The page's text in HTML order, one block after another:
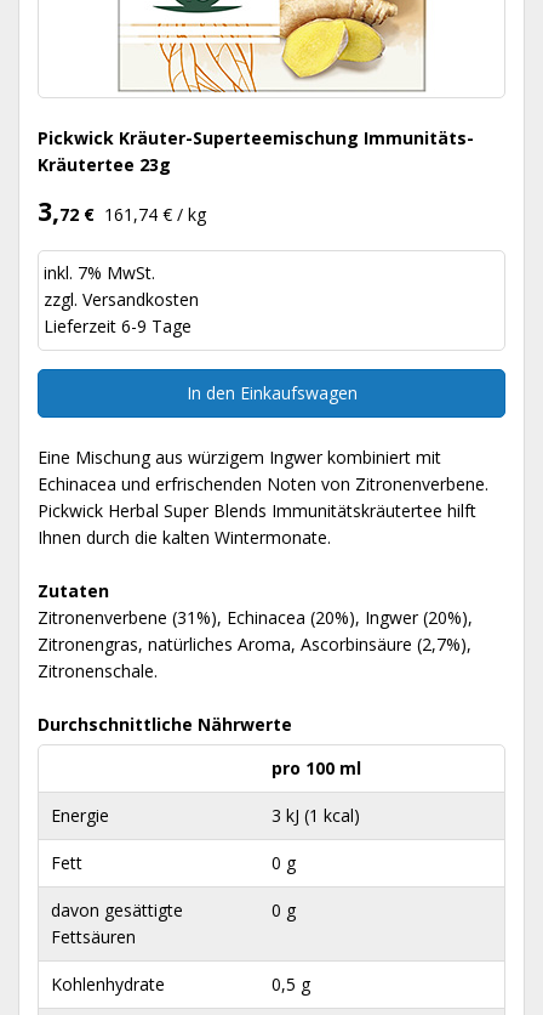
Pickwick Kräuter-Superteemischung Immunitäts-
Kräutertee 23g
3,72 € 161,74 € / kg
inkl. 7% MwSt.
zzgl. Versandkosten
Lieferzeit 6-9 Tage
In den Einkaufswagen
Eine Mischung aus würzigem Ingwer kombiniert mit
Echinacea und erfrischenden Noten von Zitronenverbene.
Pickwick Herbal Super Blends Immunitätskräutertee hilft
Ihnen durch die kalten Wintermonate.
Zutaten
Zitronenverbene (31%), Echinacea (20%), Ingwer (20%),
Zitronengras, natürliches Aroma, Ascorbinsäure (2,7%),
Zitronenschale.
Durchschnittliche Nährwerte
pro 100 ml
Energie 3 kJ (1 kcal)
Fett 0 g
davon gesättigte
Fettsäuren
0 g
Kohlenhydrate 0,5 g